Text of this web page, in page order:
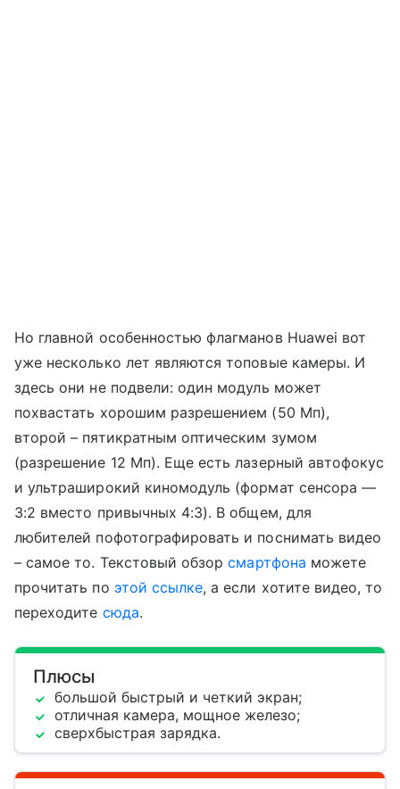
Но главной особенностью флагманов Huawei вот
уже несколько лет являются топовые камеры. И
здесь они не подвели: один модуль может
похвастать хорошим разрешением (50 Мп),
второй – пятикратным оптическим зумом
(разрешение 12 Мп). Еще есть лазерный автофокус
и ультраширокий киномодуль (формат сенсора —
3:2 вместо привычных 4:3). В общем, для
любителей пофотографировать и поснимать видео
– самое то. Текстовый обзорсмартфона можете
прочитать по этой ссылке, а если хотите видео, то
переходите сюда.
Плюсы
большой быстрый и четкий экран;
отличная камера, мощное железо;
сверхбыстрая зарядка.